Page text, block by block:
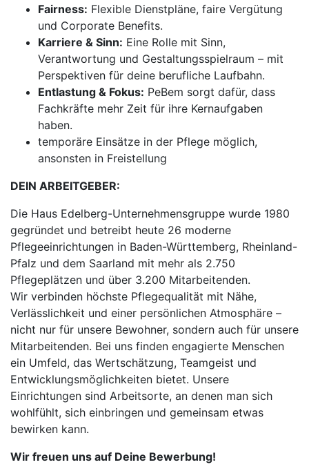
Fairness: Flexible Dienstpläne, faire Vergütung
und Corporate Benefits.
Karriere & Sinn: Eine Rolle mit Sinn,
Verantwortung und Gestaltungsspielraum – mit
Perspektiven für deine berufliche Laufbahn.
Entlastung & Fokus: PeBem sorgt dafür, dass
Fachkräfte mehr Zeit für ihre Kernaufgaben
haben.
temporäre Einsätze in der Pflege möglich,
ansonsten in Freistellung
DEIN ARBEITGEBER:
Die Haus Edelberg-Unternehmensgruppe wurde 1980
gegründet und betreibt heute 26 moderne
Pflegeeinrichtungen in Baden-Württemberg, Rheinland-
Pfalz und dem Saarland mit mehr als 2.750
Pflegeplätzen und über 3.200 Mitarbeitenden.
Wir verbinden höchste Pflegequalität mit Nähe,
Verlässlichkeit und einer persönlichen Atmosphäre –
nicht nur für unsere Bewohner, sondern auch für unsere
Mitarbeitenden. Bei uns finden engagierte Menschen
ein Umfeld, das Wertschätzung, Teamgeist und
Entwicklungsmöglichkeiten bietet. Unsere
Einrichtungen sind Arbeitsorte, an denen man sich
wohlfühlt, sich einbringen und gemeinsam etwas
bewirken kann.
Wir freuen uns auf Deine Bewerbung!